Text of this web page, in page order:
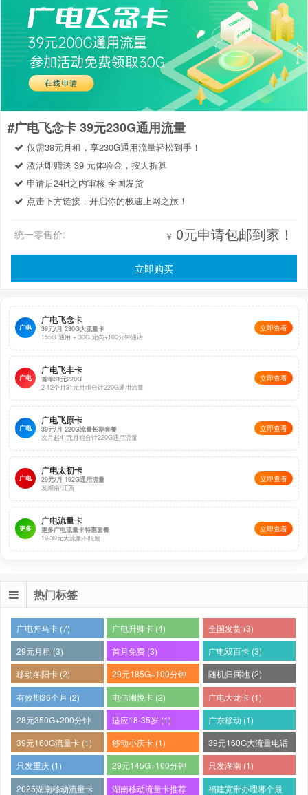
用户可 自行选择是否参加以下存送活动，不参加则月租为 39 元
/ 月长期有效：
立即申请
每月返还
每月实缴
存 120 送
12
本金 10 元 + 赠费
存 240 送
240
240
元
240
元
24
个月
10 元
存送活动重要说明
预存本金分 12/24 个月返还，每月返还 10 元，
用，月底清零，不可结转
话费可抵扣除 SP 业务、国际长漫、低消类以外的其他所有
费用
优惠期结束后，套餐恢复 39 元 / 月，
变
办理方式：激活时由送卡人员一并办理，或激活后拨打
10010 人工客服办理
套餐基本信息
：四川联通省内流量卡（流量王骐骥卡 / 专享卡
3.0）
原基础资费：39 元 / 月，含 55G 全国通用流量 + 100 分钟全
国通话
套外资费：国内流量 5 元 / GB，国内语音 0.15 元 / 分钟，短
信 0.1 元 / 条
合约期：无强制合约，随时可线上销户
发货范围 仅发四川省内 21 市州 ，外省地址无法下单
办理年龄：18-60 周岁
激活方式：快递员上门激活
快递方式：京东 / 顺丰 / 联通自有人员配送，免费包邮
立即申请
#广电飞念卡 39元230G通用流量
仅需38元月租，享230G通用流量轻松到手！
激活即赠送 39 元体验金，按天折算
申请后24H之内审核 全国发货
点击下方链接，开启你的极速上网之旅！
￥ 0元申请包邮到家！
统一零售价:
立即购买
广电
广电飞念卡
39元/月 230G大流量卡
155G 通用 + 30G 定向+100分钟通话
立即查看
广电
广电飞丰卡
首年31元220G
2-12个月31元月租合计220G通用流量
立即查看
广电
广电飞原卡
39元/月 220G流量长期套餐
次月起41元月租合计220G通用流量
立即查看
广电
广电太初卡
29元/月 192G通用流量
发湖南/江西
立即查看
更多
广电流量卡
更多广电流量卡特惠套餐
19-39元大流量不限速
立即查看
热门标签
广电奔马卡 (7) 广电升卿卡 (4)
全国发货 (3)
29元月租 (3)
首月免费 (3)
广电双百卡 (3)
移动冬阳卡 (2)
29元185G+100分钟
(2)
随机归属地 (2)
有效期36个月 (2)
电信湘悦卡 (2)
广电大龙卡 (1)
28元350G+200分钟
(1)
适应18-35岁 (1)
广东移动 (1)
39元160G流量卡 (1)
移动小庆卡 (1)
39元160G大流量电话
卡 (1)
只发重庆 (1)
29元145G+100分钟
(1)
只发湖南 (1)
2025湖南移动流量卡
湖南移动流量卡推荐 福建宽带办理哪个最